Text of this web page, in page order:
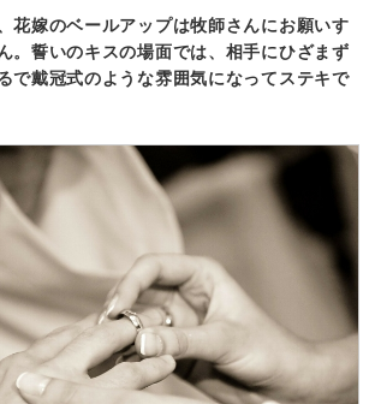
花嫁のベールアップは牧師さんにお願いす
。誓いのキスの場面では、相手にひざまず
で戴冠式のような雰囲気になってステキで